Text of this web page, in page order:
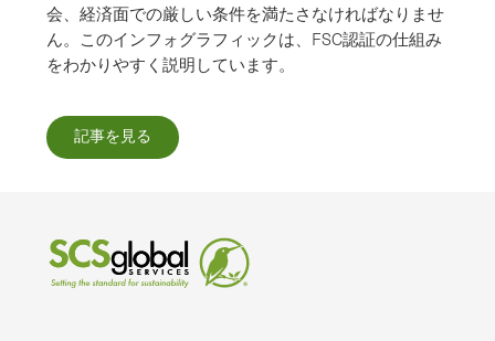
会、経済面での厳しい条件を満たさなければなりませ
ん。このインフォグラフィックは、FSC認証の仕組み
をわかりやすく説明しています。
記事を見る